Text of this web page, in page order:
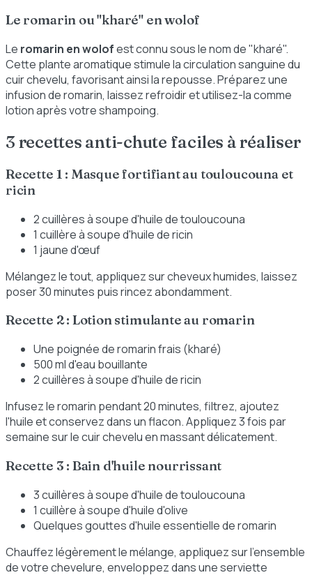
Le romarin ou "kharé" en wolof
Le romarin en wolofest connu sous le nom de "kharé".
Cette plante aromatique stimule la circulation sanguine du
cuir chevelu, favorisant ainsi la repousse. Préparez une
infusion de romarin, laissez refroidir et utilisez-la comme
lotion après votre shampoing.
3 recettes anti-chute faciles à réaliser
Recette 1 : Masque fortifiant au touloucouna et
ricin
2 cuillères à soupe d'huile de touloucouna
1 cuillère à soupe d'huile de ricin
1 jaune d'œuf
Mélangez le tout, appliquez sur cheveux humides, laissez
poser 30 minutes puis rincez abondamment.
Recette 2 : Lotion stimulante au romarin
Une poignée de romarin frais (kharé)
500 ml d'eau bouillante
2 cuillères à soupe d'huile de ricin
Infusez le romarin pendant 20 minutes, filtrez, ajoutez
l'huile et conservez dans un flacon. Appliquez 3 fois par
semaine sur le cuir chevelu en massant délicatement.
Recette 3 : Bain d'huile nourrissant
3 cuillères à soupe d'huile de touloucouna
1 cuillère à soupe d'huile d'olive
Quelques gouttes d'huile essentielle de romarin
Chauffez légèrement le mélange, appliquez sur l'ensemble
de votre chevelure, enveloppez dans une serviette